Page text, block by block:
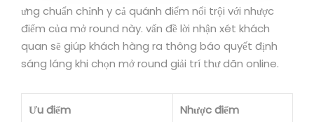
ưng chuẩn chỉnh y cả quánh điểm nổi trội với nhược
điểm của mở round này. vấn đề lời nhận xét khách
quan sẽ giúp khách hàng ra thông báo quyết định
sáng láng khi chọn mở round giải trí thư dãn online.
Ưu điểm Nhược điểm